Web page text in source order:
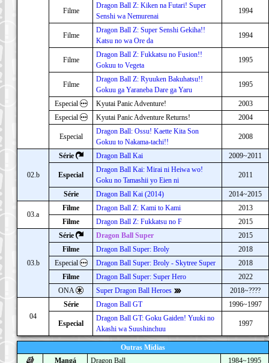
Filme
Dragon Ball Z: Kiken na Futari! Super
Senshi wa Nemurenai
1994
Filme
Dragon Ball Z: Super Senshi Gekiha!!
Katsu no wa Ore da
1994
Filme
Dragon Ball Z: Fukkatsu no Fusion!!
Gokuu to Vegeta
1995
Filme
Dragon Ball Z: Ryuuken Bakuhatsu!!
Gokuu ga Yaraneba Dare ga Yaru
1995
Especial Kyutai Panic Adventure!
2003
Especial
Kyutai Panic Adventure Returns! 2004
Especial
Dragon Ball: Ossu! Kaette Kita Son
Gokuu to Nakama-tachi!!
2008
02.b
Série Dragon Ball Kai 2009~2011
Especial
Dragon Ball Kai: Mirai ni Heiwa wo!
Goku no Tamashii yo Eien ni
2011
Série Dragon Ball Kai (2014) 2014~2015
03.a
Filme Dragon Ball Z: Kami to Kami
2013
Filme
Dragon Ball Z: Fukkatsu no F 2015
03.b
Série Dragon Ball Super
2015
Filme
Dragon Ball Super: Broly
2018
Especial
Dragon Ball Super: Broly - Skytree Super
2018
Filme
Dragon Ball Super: Super Hero
2022
ONA
Super Dragon Ball Heroes 2018~????
04
Série Dragon Ball GT 1996~1997
Especial
Dragon Ball GT: Goku Gaiden! Yuuki no
Akashi wa Suushinchuu
1997
Outras Mídias
Mangá
Dragon Ball 1984~1995